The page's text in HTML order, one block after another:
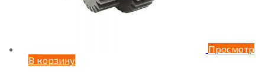
Просмотр
В корзину